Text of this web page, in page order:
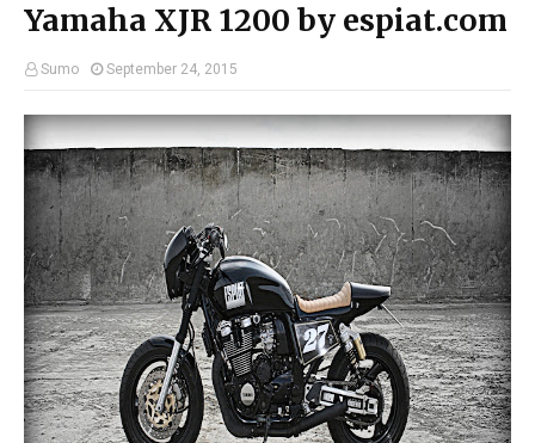
Yamaha XJR 1200 by espiat.com
Sumo September 24, 2015